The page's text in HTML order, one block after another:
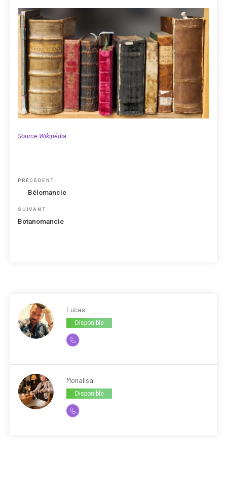
Source Wikipédia
Navigation
Article
précédent
PRÉCÉDENT
Bélomancie
Article
SUIVANT
Botanomancie
Lucas
Disponible
Monalisa
Disponible